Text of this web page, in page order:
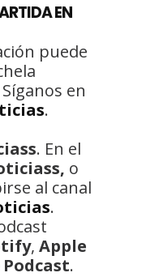
EN
puede
Síganos en
.
. En el
o
al canal
.
, Apple
.